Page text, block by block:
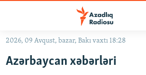
Əsas
qayıt
2026, 09 Avqust, bazar, Bakı vaxtı 18:28
Azərbaycan xəbərləri